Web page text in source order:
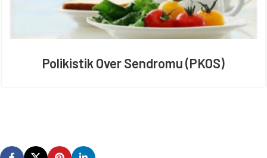
Polikistik Over Sendromu (PKOS)